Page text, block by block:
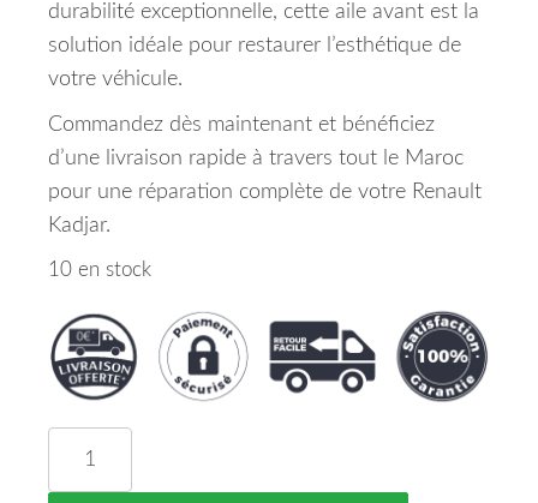
durabilité exceptionnelle, cette aile avant est la
solution idéale pour restaurer l’esthétique de
votre véhicule.
Commandez dès maintenant et bénéficiez
d’une livraison rapide à travers tout le Maroc
pour une réparation complète de votre Renault
Kadjar.
10 en stock